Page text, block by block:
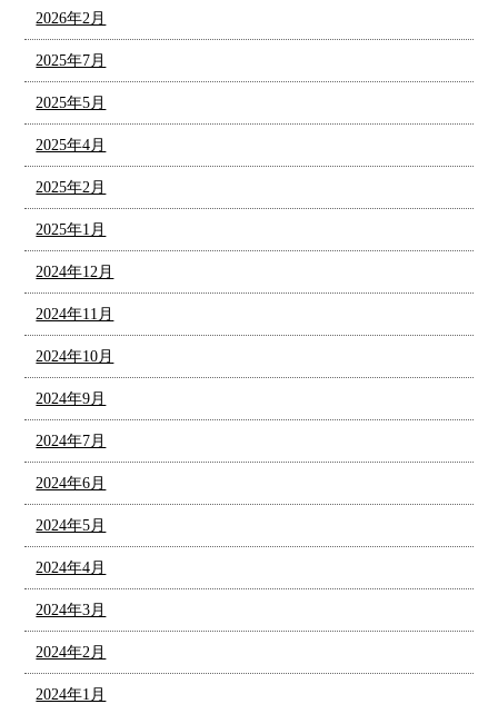
2026年2月
2025年7月
2025年5月
2025年4月
2025年2月
2025年1月
2024年12月
2024年11月
2024年10月
2024年9月
2024年7月
2024年6月
2024年5月
2024年4月
2024年3月
2024年2月
2024年1月